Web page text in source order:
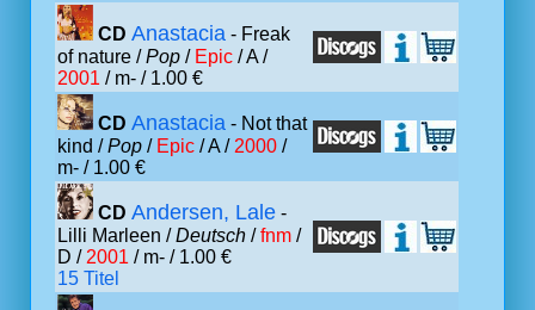
CD Anastacia - Freak
of nature /Pop / Epic / A /
2001 / m- / 1.00 €
CD Anastacia - Not that
kind /Pop / Epic / A / 2000 /
m- / 1.00 €
CD Andersen, Lale -
Lilli Marleen /Deutsch /fnm /
D / 2001 / m- / 1.00 €
15 Titel